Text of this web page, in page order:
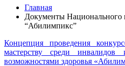
Главная
Документы Национального
“Абилимпикс”
Концепция проведения
мастерству среди
возможностями здоровья